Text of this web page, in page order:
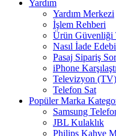
Yardım
Yardım Merkezi
İşlem Rehberi
Ürün Güvenliği
Nasıl İade
Pasaj Sipariş
iPhone
Televizyon (TV)
Telefon Sat
Popüler Marka
Samsung
JBL Kulaklık
Philips Kahve